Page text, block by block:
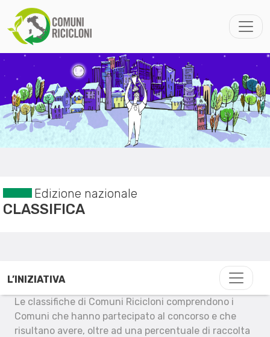
Edizione nazionale
CLASSIFICA
L’INIZIATIVA
Le classifiche di Comuni Ricicloni comprendono i
Comuni che hanno partecipato al concorso e che
risultano avere, oltre ad una percentuale di raccolta